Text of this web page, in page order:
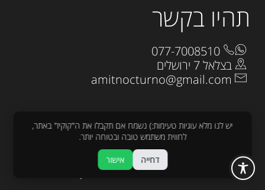
תהיו בקשר
בצלאל 7 ירושלים
כל הזכויות שמורות לנוקטורנו 2025
עיצוב:rawפיתוח :sjonnie
יש לנו מלא עוגיות טעימות:) נשמח אם תקבלו את ה"קוקיז" באתר,
לחווית משתמש טובה ובטוחה יותר.
דחייה אישור